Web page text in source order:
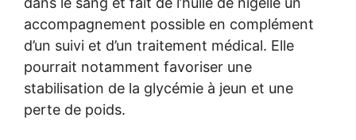
accompagnement possible en complément
d’un suivi et d’un traitement médical. Elle
pourrait notamment favoriser une
stabilisation de la glycémie à jeun et une
perte de poids.